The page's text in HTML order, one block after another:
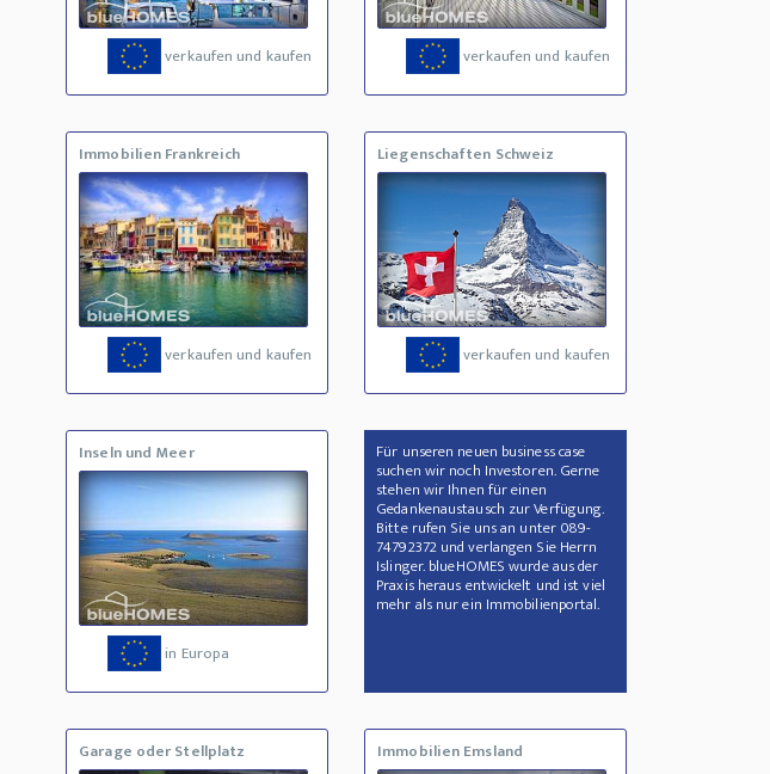
verkaufen und kaufen verkaufen und kaufen
Immobilien Frankreich
verkaufen und kaufen
Liegenschaften Schweiz
verkaufen und kaufen
Inseln und Meer
in Europa
Für unseren neuen business case
suchen wir noch Investoren. Gerne
stehen wir Ihnen für einen
Gedankenaustausch zur Verfügung.
Bitte rufen Sie uns an unter 089-
74792372 und verlangen Sie Herrn
Islinger. blueHOMES wurde aus der
Praxis heraus entwickelt und ist viel
mehr als nur ein Immobilienportal.
Garage oder Stellplatz Immobilien Emsland